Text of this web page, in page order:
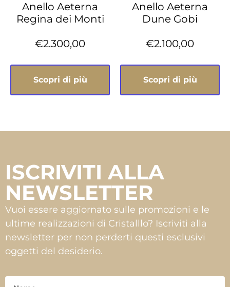
Anello Aeterna
Regina dei Monti
€2.300,00
Scopri di più
Anello Aeterna
Dune Gobi
€2.100,00
Scopri di più
ISCRIVITI ALLA
NEWSLETTER
Vuoi essere aggiornato sulle promozioni e le
ultime realizzazioni di Cristalllo? Iscriviti alla
newsletter per non perderti questi esclusivi
oggetti del desiderio.